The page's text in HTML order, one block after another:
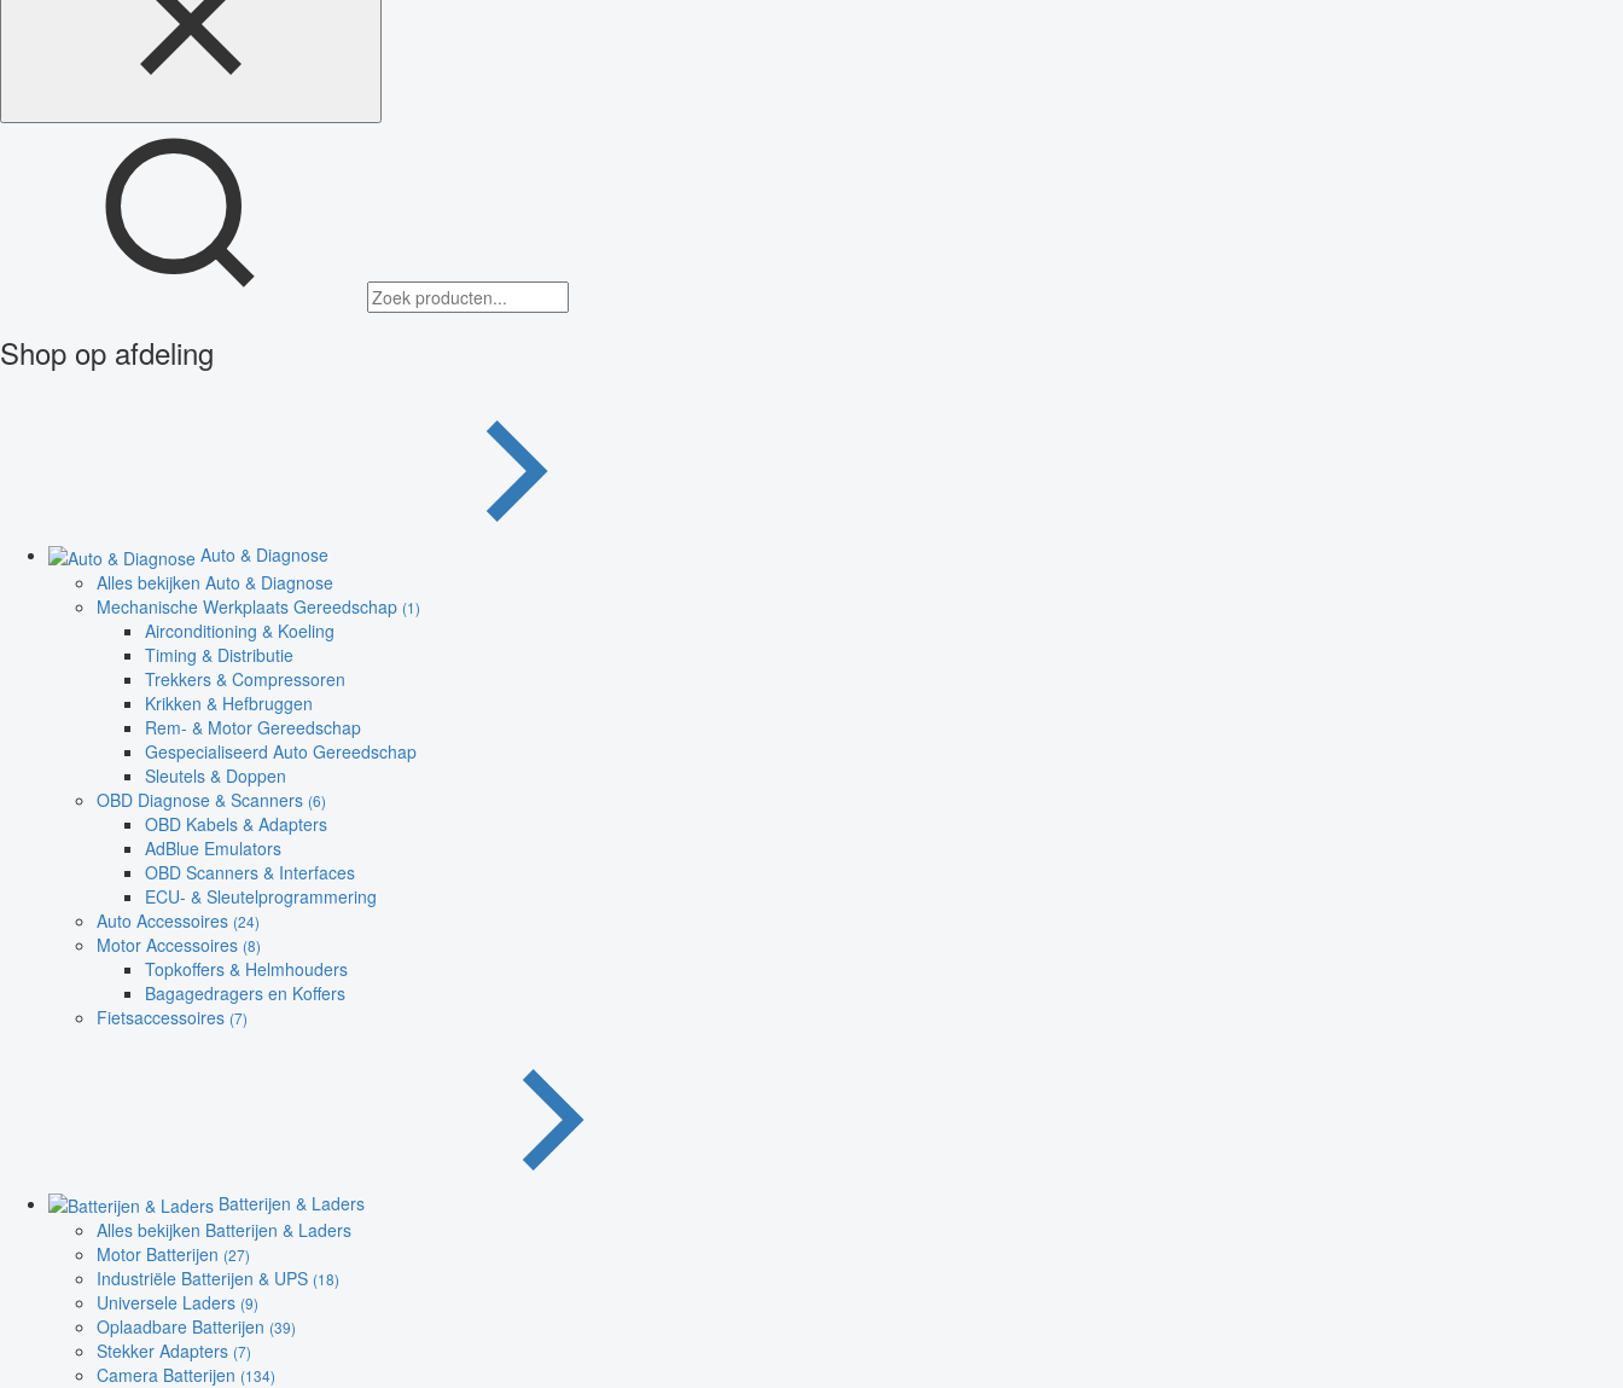
Shop op afdeling
Auto & Diagnose
Alles bekijken Auto & Diagnose
Mechanische Werkplaats Gereedschap (1)
Airconditioning & Koeling
Timing & Distributie
Trekkers & Compressoren
Krikken & Hefbruggen
Rem- & Motor Gereedschap
Gespecialiseerd Auto Gereedschap
Sleutels & Doppen
OBD Diagnose & Scanners (6)
OBD Kabels & Adapters
AdBlue Emulators
OBD Scanners & Interfaces
ECU- & Sleutelprogrammering
Auto Accessoires (24)
Motor Accessoires (8)
Topkoffers & Helmhouders
Bagagedragers en Koffers
Fietsaccessoires (7)
Batterijen & Laders
Alles bekijken Batterijen & Laders
Motor Batterijen (27)
Industriële Batterijen & UPS (18)
Universele Laders (9)
Oplaadbare Batterijen (39)
Stekker Adapters (7)
Camera Batterijen (134)